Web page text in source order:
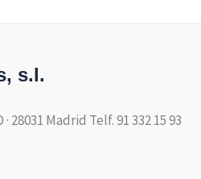
s.l.
28031 Madrid Telf. 91 332 15 93